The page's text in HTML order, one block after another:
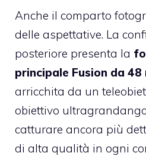
Anche il comparto
delle aspettative. La
posteriore presenta la
principale Fusion da 48
arricchita da un
obiettivo
catturare ancora più
di alta qualità in ogni